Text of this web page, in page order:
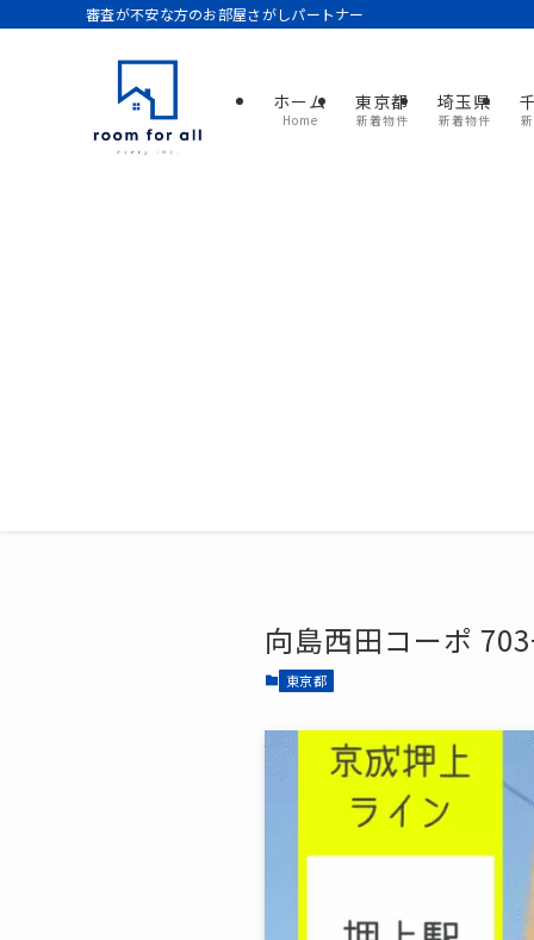
審査が不安な方のお部屋さがしパートナー
ホーム
Home
東京都
新着物件
埼玉県
新着物件
向島西田コーポ
東京都